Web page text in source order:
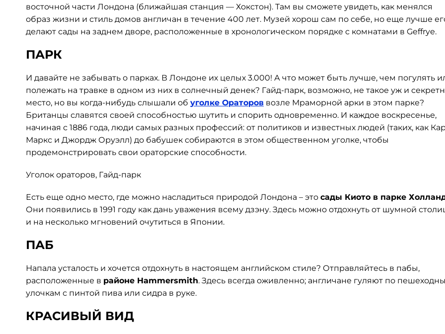
восточной части Лондона (ближайшая станция — Хокстон). Там вы сможете увидеть, как менялся
образ жизни и стиль домов англичан в течение 400 лет. Музей хорош сам по себе, но еще лучше
делают сады на заднем дворе, расположенные в хронологическом порядке с комнатами в Geffrye.
ПАРК
И давайте не забывать о парках. В Лондоне их целых 3.000! А что может быть лучше, чем погулять
полежать на травке в одном из них в солнечный денек? Гайд-парк, возможно, не такое уж и
место, но вы когда-нибудь слышали об уголке Ораторов возле Мраморной арки в этом парке?
Британцы славятся своей способностью шутить и спорить одновременно. И каждое воскресенье,
начиная с 1886 года, люди самых разных профессий: от политиков и известных людей (таких, как
Маркс и Джордж Оруэлл) до бабушек собираются в этом общественном уголке, чтобы
продемонстрировать свои ораторские способности.
Уголок ораторов, Гайд-парк
Есть еще одно место, где можно насладиться природой Лондона – это сады Киото в парке
Они появились в 1991 году как дань уважения всему дзэну. Здесь можно отдохнуть от шумной
и на несколько мгновений очутиться в Японии.
ПАБ
Напала усталость и хочется отдохнуть в настоящем английском стиле? Отправляйтесь в пабы,
расположенные в районе Hammersmith. Здесь всегда оживленно; англичане гуляют по
улочкам с пинтой пива или сидра в руке.
КРАСИВЫЙ ВИД